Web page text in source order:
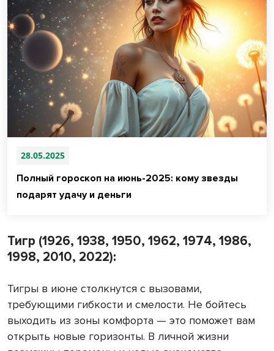
28.05.2025
Полный гороскоп на июнь-2025: кому звезды
подарят удачу и деньги
Тигр (1926, 1938, 1950, 1962, 1974, 1986,
1998, 2010, 2022):
Тигры в июне столкнутся с вызовами,
требующими гибкости и смелости. Не бойтесь
выходить из зоны комфорта — это поможет вам
открыть новые горизонты. В личной жизни